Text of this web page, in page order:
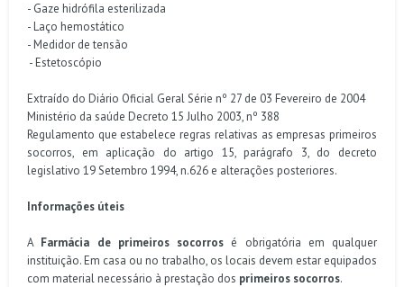
- Gaze hidrófila esterilizada
- Laço hemostático
- Medidor de tensão
- Estetoscópio
Extraído do Diário Oficial Geral Série nº 27 de 03 Fevereiro de 2004
Ministério da saúde Decreto 15 Julho 2003, nº 388
Regulamento que estabelece regras relativas as empresas primeiros
socorros, em aplicação do artigo 15, parágrafo 3, do decreto
legislativo 19 Setembro 1994, n.626 e alterações posteriores.
Informações úteis
A Farmácia de primeiros socorros é obrigatória em qualquer
instituição. Em casa ou no trabalho, os locais devem estar equipados
com material necessário à prestação dos primeiros socorros.